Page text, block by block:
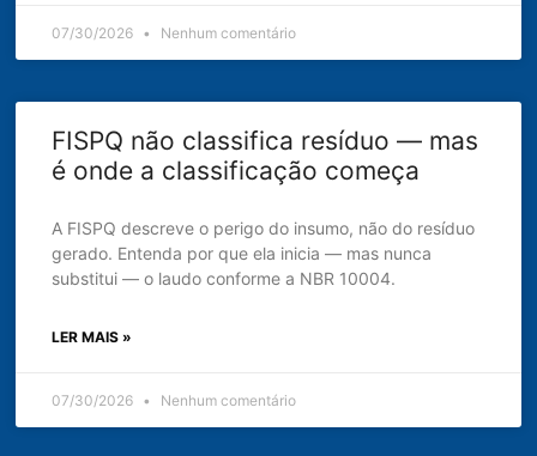
07/30/2026 Nenhum comentário
FISPQ não classifica resíduo — mas
é onde a classificação começa
A FISPQ descreve o perigo do insumo, não do resíduo
gerado. Entenda por que ela inicia — mas nunca
substitui — o laudo conforme a NBR 10004.
LER MAIS »
07/30/2026 Nenhum comentário